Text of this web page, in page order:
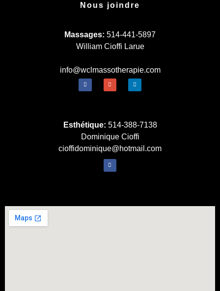
Nous joindre
Massages: 514-441-5897
William Cioffi Larue
info@wclmassotherapie.com
Esthétique: 514-388-7138
Dominique Cioffi
cioffidominique@hotmail.com